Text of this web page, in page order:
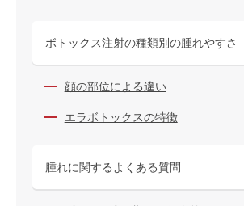
ボトックス注射の種類別の腫れやすさ
顔の部位による違い
エラボトックスの特徴
腫れに関するよくある質問